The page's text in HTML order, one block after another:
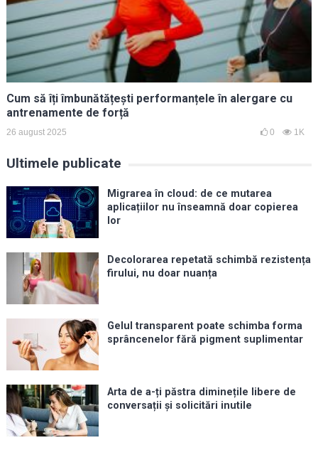
Cum să îți îmbunătățești performanțele în alergare cu
antrenamente de forță
26 august 2025 0 1K
Ultimele publicate
Migrarea în cloud: de ce mutarea
aplicațiilor nu înseamnă doar copierea
lor
Decolorarea repetată schimbă rezistența
firului, nu doar nuanța
Gelul transparent poate schimba forma
sprâncenelor fără pigment suplimentar
Arta de a-ți păstra diminețile libere de
conversații și solicitări inutile